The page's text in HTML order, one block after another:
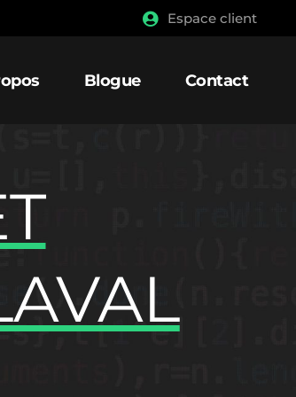
Espace client
Blogue Contact